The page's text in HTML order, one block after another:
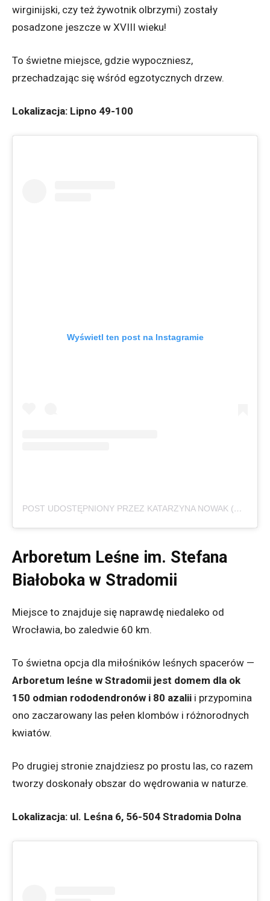
wirginijski, czy też żywotnik olbrzymi) zostały
posadzone jeszcze w XVIII wieku!
To świetne miejsce, gdzie wypoczniesz,
przechadzając się wśród egzotycznych drzew.
Lokalizacja: Lipno 49-100
Wyświetl ten post na Instagramie
POST UDOSTĘPNIONY PRZEZ KATARZYNA NOWAK (@KATARZYNA_N82)
Arboretum Leśne im. Stefana
Białoboka w Stradomii
Miejsce to znajduje się naprawdę niedaleko od
Wrocławia, bo zaledwie 60 km.
To świetna opcja dla miłośników leśnych spacerów —
Arboretum leśne w Stradomii jest domem dla ok
150 odmian rododendronów i 80 azalii i przypomina
ono zaczarowany las pełen klombów i różnorodnych
kwiatów.
Po drugiej stronie znajdziesz po prostu las, co razem
tworzy doskonały obszar do wędrowania w naturze.
Lokalizacja: ul. Leśna 6, 56-504 Stradomia Dolna